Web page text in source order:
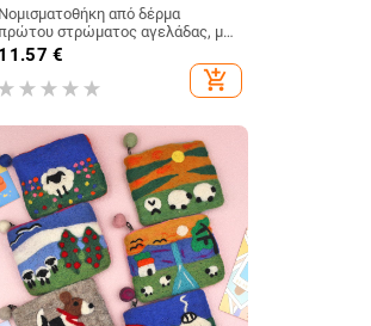
Νομισματοθήκη από δέρμα
στρώματος αγελάδας, με
θήκες για νομίσματα, κάρτες και
κλειδιά — αστικός σχεδιασμός
11.57 €
add_shopping_cart